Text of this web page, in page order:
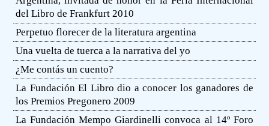
del Libro de Frankfurt 2010
Perpetuo florecer de la literatura argentina
Una vuelta de tuerca a la narrativa del yo
¿Me contás un cuento?
La Fundación El Libro dio a conocer los ganadores de
los Premios Pregonero 2009
La Fundación Mempo Giardinelli convoca al 14º Foro